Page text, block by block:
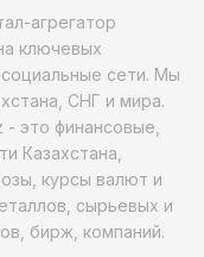
агрегатор
ключевых
сети. Мы
СНГ и мира.
это финансовые,
Казахстана,
курсы валют и
сырьевых и
бирж, компаний.